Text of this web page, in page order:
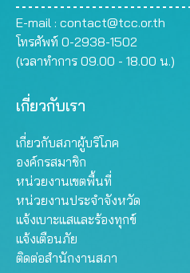
E-mail : contact@tcc.or.th
โทรศัพท์ 0-2938-1502
(เวลาทำการ 09.00 - 18.00 น.)
เกี่ยวกับเรา
เกี่ยวกับสภาผู้บริโภค
องค์กรสมาชิก
หน่วยงานเขตพื้นที่
หน่วยงานประจำจังหวัด
แจ้งเบาะแสและร้องทุกข์
แจ้งเตือนภัย
ติดต่อสำนักงานสภา